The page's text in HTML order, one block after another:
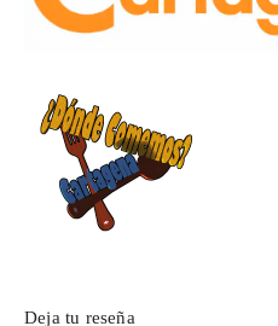
Deja tu reseña